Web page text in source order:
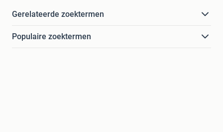
Gerelateerde zoektermen
Populaire zoektermen